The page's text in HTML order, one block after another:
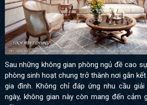
Sau những không gian phòng ngủ đề cao
phòng sinh hoạt chung trở thành nơi gắn
gia đình. Không chỉ đáp ứng nhu cầu
ngày, không gian này còn mang đến cảm